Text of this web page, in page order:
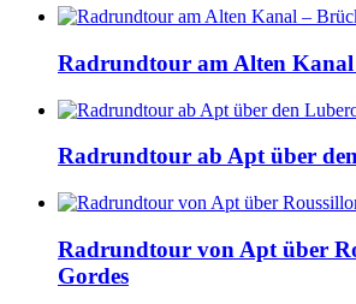
Radrundtour am Alten
Radrundtour ab Apt über
Radrundtour von Apt über
Gordes